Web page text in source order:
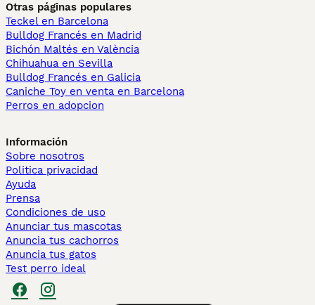
Otras páginas populares
Teckel en Barcelona
Bulldog Francés en Madrid
Bichón Maltés en València
Chihuahua en Sevilla
Bulldog Francés en Galicia
Caniche Toy en venta en Barcelona
Perros en adopcion
Información
Sobre nosotros
Politica privacidad
Ayuda
Prensa
Condiciones de uso
Anunciar tus mascotas
Anuncia tus cachorros
Anuncia tus gatos
Test perro ideal